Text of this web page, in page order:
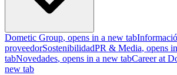
Dometic Group, opens in a new tab
proveedorSostenibilidadPR & Media, opens
tabNovedades, opens in a new tabCareer at
new tab